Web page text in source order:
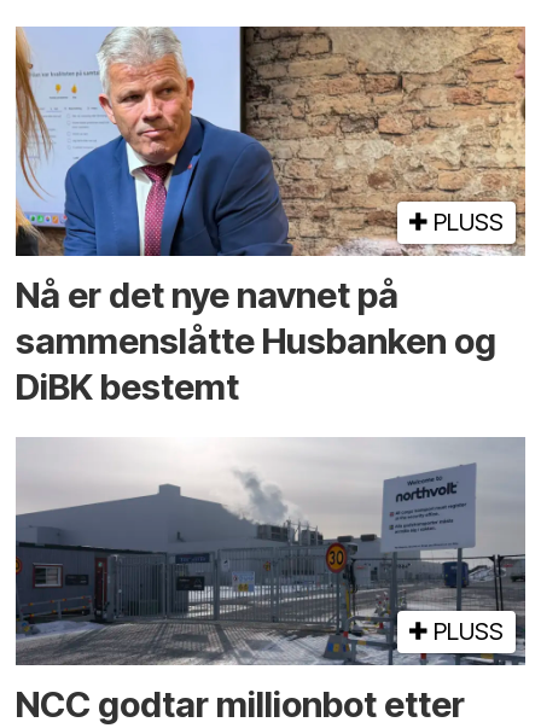
PLUSS
Nå er det nye navnet på
sammenslåtte Husbanken og
DiBK bestemt
PLUSS
NCC godtar millionbot etter